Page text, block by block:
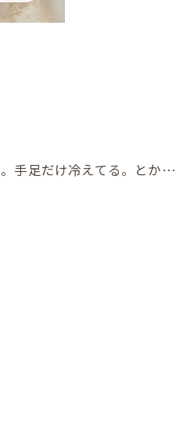
手足だけ冷えてる。とか…